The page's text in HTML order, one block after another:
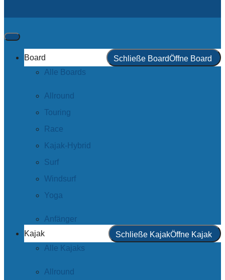
Board Schließe BoardÖffne Board
Alle Boards
Allround
Touring
Race
Kajak-Hybrid
Surf
Windsurf
Yoga
Anfänger
Kajak
Schließe KajakÖffne Kajak
Alle Kajaks
Allround